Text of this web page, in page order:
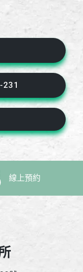
231
線上預約